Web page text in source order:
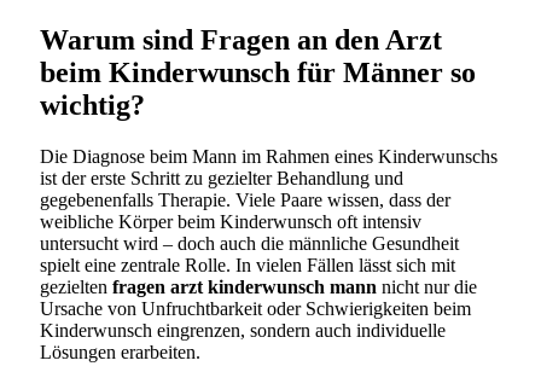
Warum sind Fragen an den Arzt
beim Kinderwunsch für Männer so
wichtig?
Die Diagnose beim Mann im Rahmen eines Kinderwunschs
ist der erste Schritt zu gezielter Behandlung und
gegebenenfalls Therapie. Viele Paare wissen, dass der
weibliche Körper beim Kinderwunsch oft intensiv
untersucht wird – doch auch die männliche Gesundheit
spielt eine zentrale Rolle. In vielen Fällen lässt sich mit
gezielten fragen arzt kinderwunsch mann nicht nur die
Ursache von Unfruchtbarkeit oder Schwierigkeiten beim
Kinderwunsch eingrenzen, sondern auch individuelle
Lösungen erarbeiten.